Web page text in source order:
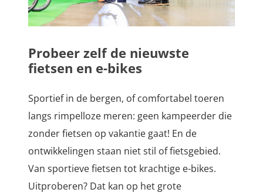
Probeer zelf de nieuwste
fietsen en e-bikes
Sportief in de bergen, of comfortabel toeren
langs rimpelloze meren: geen kampeerder die
zonder fietsen op vakantie gaat! En de
ontwikkelingen staan niet stil of fietsgebied.
Van sportieve fietsen tot krachtige e-bikes.
Uitproberen? Dat kan op het grote